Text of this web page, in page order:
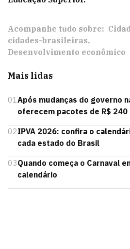
Acompanhe tudo sobre:
cidades-brasileiras
Desenvolvimento econômico
Mais lidas
01 Após mudanças do governo
oferecem pacotes de R$ 240
02IPVA 2026: confira o
cada estado do Brasil
03Quando começa o Carnaval
calendário